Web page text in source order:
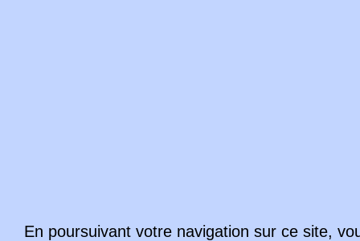
En poursuivant votre navigation sur ce site,